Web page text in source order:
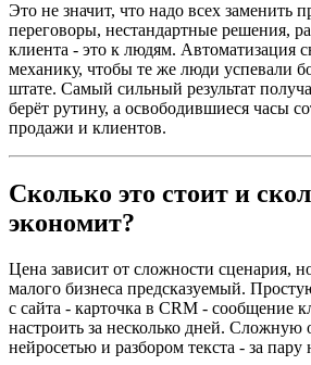
Это не значит, что надо всех
переговоры, нестандартные решения,
клиента - это к людям. Автоматизация
механику, чтобы те же люди успевали
штате. Самый сильный результат
берёт рутину, а освободившиеся часы
продажи и клиентов.
Сколько это стоит и
экономит?
Цена зависит от сложности сценария,
малого бизнеса предсказуемый.
с сайта - карточка в CRM - сообщение
настроить за несколько дней. Сложную
нейросетью и разбором текста - за пару